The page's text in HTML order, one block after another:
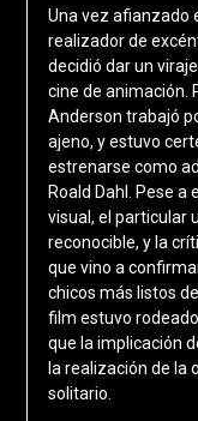
Una vez afianzado
realizador de
decidió dar un
cine de animación.
Anderson trabajó
ajeno, y estuvo
estrenarse como
Roald Dahl. Pese
visual, el particular
reconocible, y la
que vino a
chicos más listos
film estuvo
que la implicación
la realización de la
solitario.